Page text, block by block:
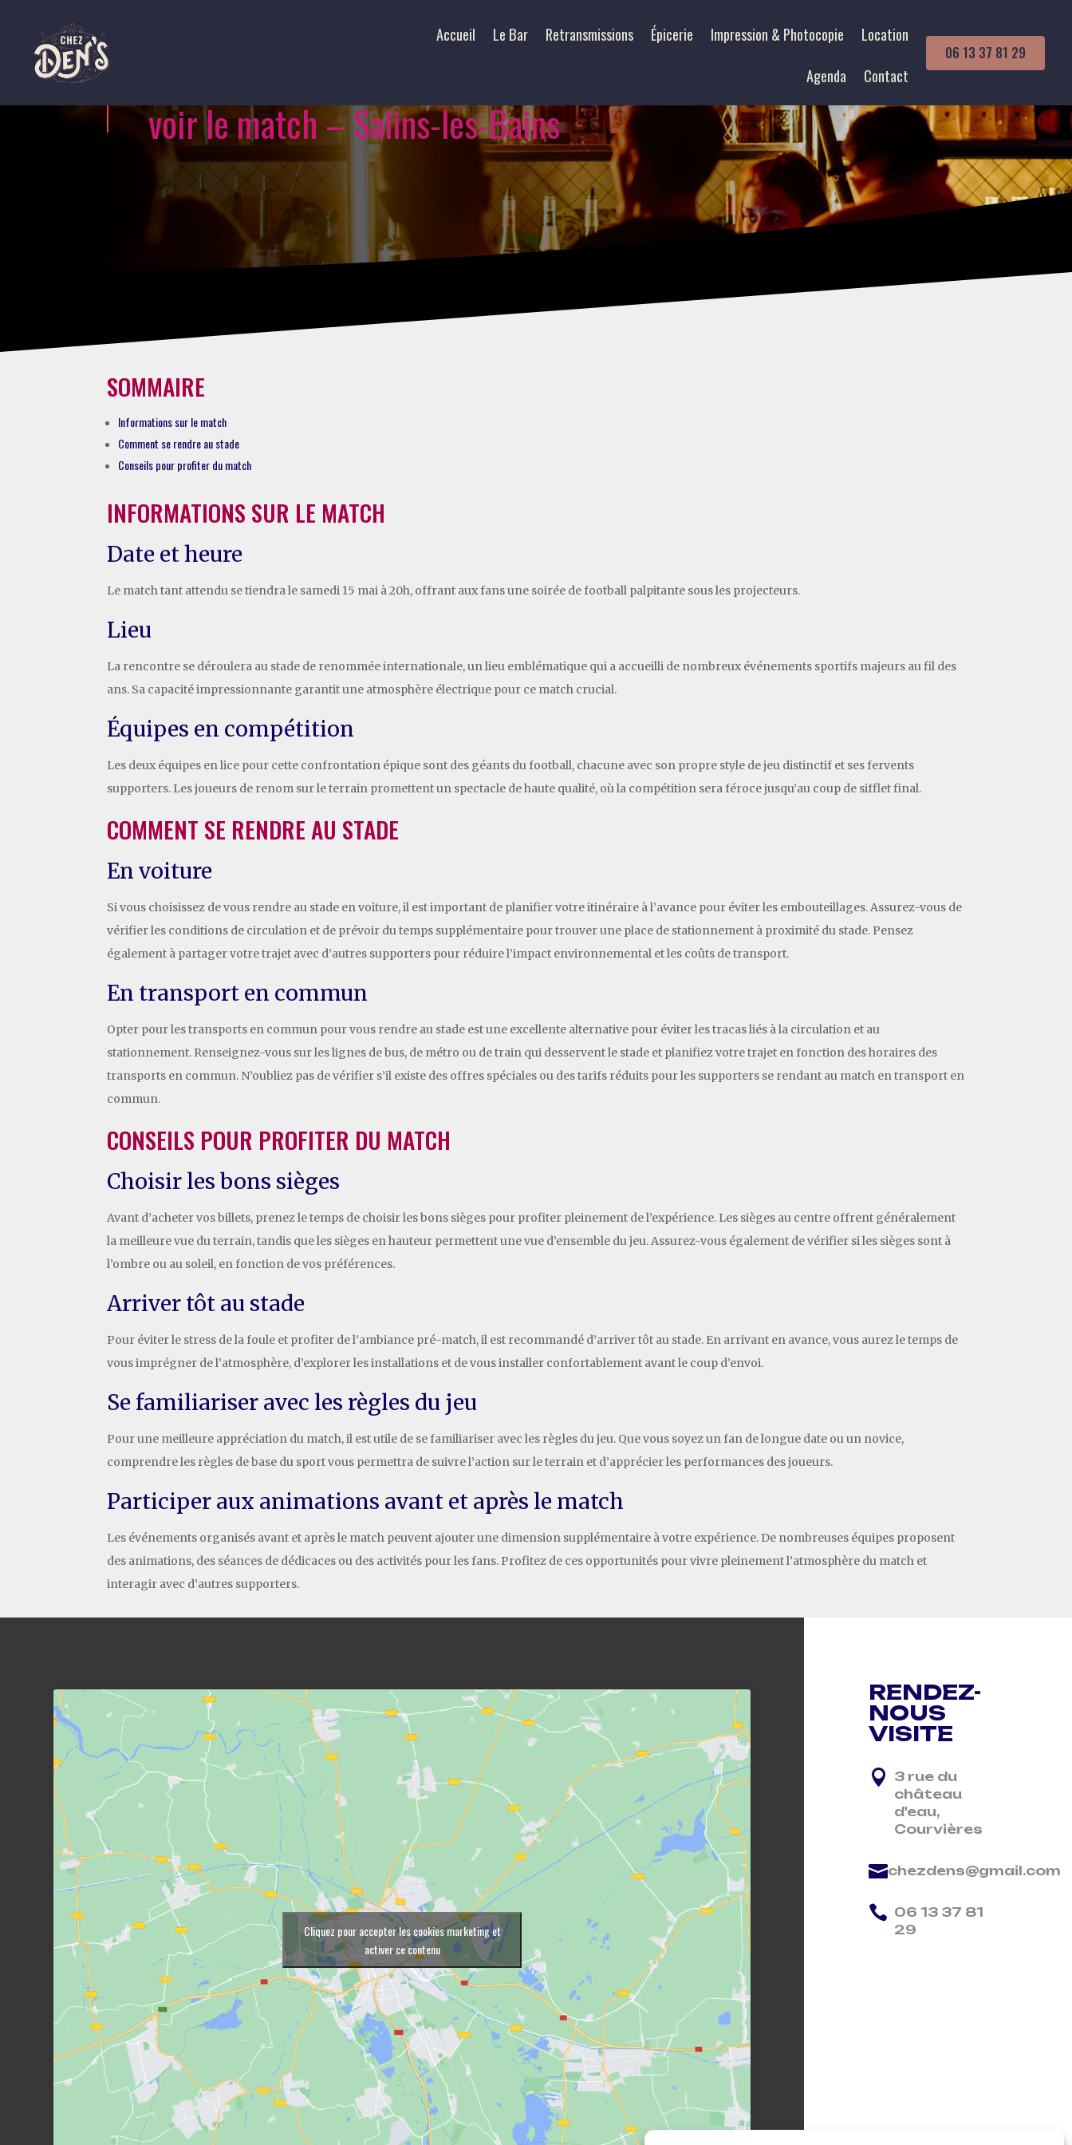
Accueil Le Bar Retransmissions Épicerie Impression & Photocopie
Location
Agenda
Contact
06 13 37 81 29
voir le match – Salins-les-Bains
SOMMAIRE
Informations sur le match
Comment se rendre au stade
Conseils pour profiter du match
INFORMATIONS SUR LE MATCH
Date et heure
Le match tant attendu se tiendra le samedi 15 mai à 20h, offrant aux fans une soirée de football palpitante sous les projecteurs.
Lieu
La rencontre se déroulera au stade de renommée internationale, un lieu emblématique qui a accueilli de nombreux événements sportifs majeurs au fil des
ans. Sa capacité impressionnante garantit une atmosphère électrique pour ce match crucial.
Équipes en compétition
Les deux équipes en lice pour cette confrontation épique sont des géants du football, chacune avec son propre style de jeu distinctif et ses fervents
supporters. Les joueurs de renom sur le terrain promettent un spectacle de haute qualité, où la compétition sera féroce jusqu’au coup de sifflet final.
COMMENT SE RENDRE AU STADE
En voiture
Si vous choisissez de vous rendre au stade en voiture, il est important de planifier votre itinéraire à l’avance pour éviter les embouteillages. Assurez-vous de
vérifier les conditions de circulation et de prévoir du temps supplémentaire pour trouver une place de stationnement à proximité du stade. Pensez
également à partager votre trajet avec d’autres supporters pour réduire l’impact environnemental et les coûts de transport.
En transport en commun
Opter pour les transports en commun pour vous rendre au stade est une excellente alternative pour éviter les tracas liés à la circulation et au
stationnement. Renseignez-vous sur les lignes de bus, de métro ou de train qui desservent le stade et planifiez votre trajet en fonction des horaires des
transports en commun. N’oubliez pas de vérifier s’il existe des offres spéciales ou des tarifs réduits pour les supporters se rendant au match en transport en
commun.
CONSEILS POUR PROFITER DU MATCH
Choisir les bons sièges
Avant d’acheter vos billets, prenez le temps de choisir les bons sièges pour profiter pleinement de l’expérience. Les sièges au centre offrent généralement
la meilleure vue du terrain, tandis que les sièges en hauteur permettent une vue d’ensemble du jeu. Assurez-vous également de vérifier si les sièges sont à
l’ombre ou au soleil, en fonction de vos préférences.
Arriver tôt au stade
Pour éviter le stress de la foule et profiter de l’ambiance pré-match, il est recommandé d’arriver tôt au stade. En arrivant en avance, vous aurez le temps de
vous imprégner de l’atmosphère, d’explorer les installations et de vous installer confortablement avant le coup d’envoi.
Se familiariser avec les règles du jeu
Pour une meilleure appréciation du match, il est utile de se familiariser avec les règles du jeu. Que vous soyez un fan de longue date ou un novice,
comprendre les règles de base du sport vous permettra de suivre l’action sur le terrain et d’apprécier les performances des joueurs.
Participer aux animations avant et après le match
Les événements organisés avant et après le match peuvent ajouter une dimension supplémentaire à votre expérience. De nombreuses équipes proposent
des animations, des séances de dédicaces ou des activités pour les fans. Profitez de ces opportunités pour vivre pleinement l’atmosphère du match et
interagir avec d’autres supporters.
Cliquez pour accepter les cookies marketing et
activer ce contenu
RENDEZ-
NOUS
VISITE
 3 rue du
château
d'eau,
Courvières
chezdens@gmail.com
 06 13 37 81
29